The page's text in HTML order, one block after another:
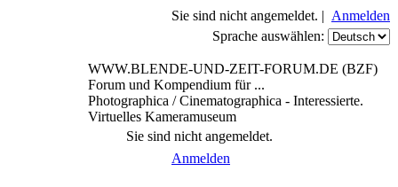
Sie sind nicht angemeldet. | Anmelden
Sprache auswählen:
WWW.BLENDE-UND-ZEIT-FORUM.DE (BZF)
Forum und Kompendium für ...
Photographica / Cinematographica - Interessierte.
Virtuelles Kameramuseum
Sie sind nicht angemeldet.
Anmelden